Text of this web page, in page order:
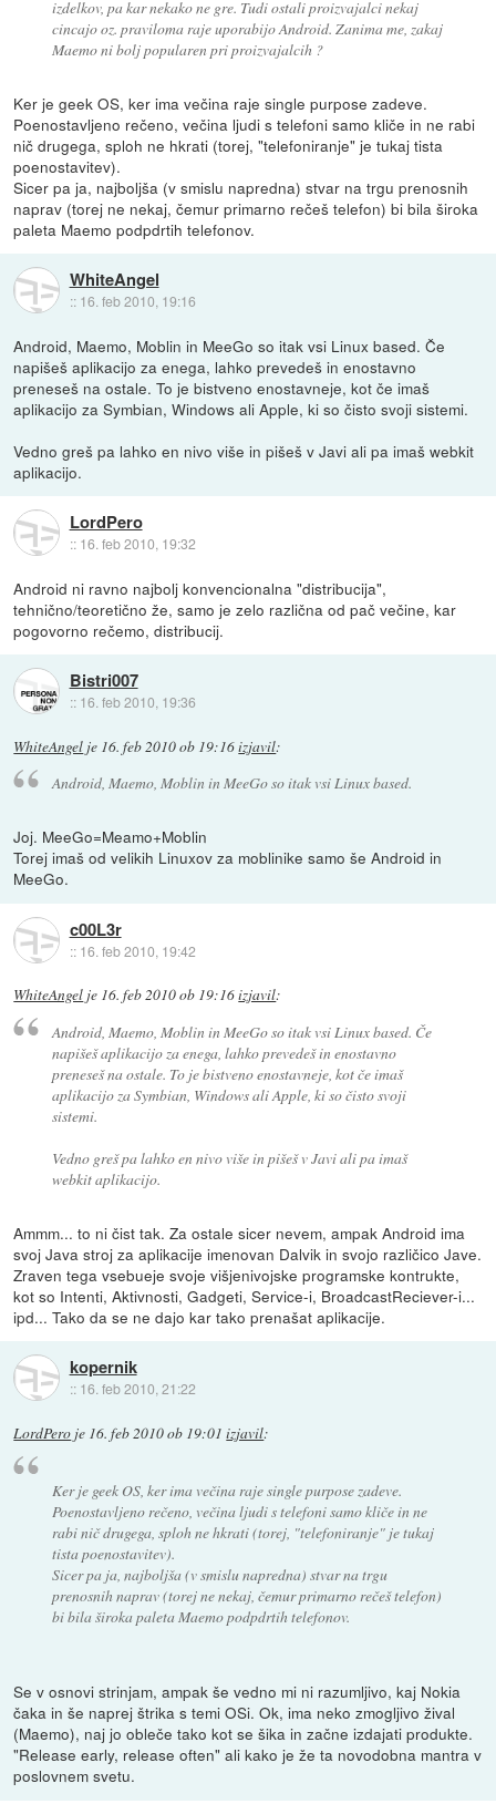
izdelkov, pa kar nekako ne gre. Tudi ostali proizvajalci nekaj
cincajo oz. praviloma raje uporabijo Android. Zanima me, zakaj
Maemo ni bolj popularen pri proizvajalcih ?
Ker je geek OS, ker ima večina raje single purpose zadeve.
Poenostavljeno rečeno, večina ljudi s telefoni samo kliče in ne rabi
nič drugega, sploh ne hkrati (torej, "telefoniranje" je tukaj tista
poenostavitev).
Sicer pa ja, najboljša (v smislu napredna) stvar na trgu prenosnih
naprav (torej ne nekaj, čemur primarno rečeš telefon) bi bila široka
paleta Maemo podpdrtih telefonov.
WhiteAngel
:: 16. feb 2010, 19:16
Android, Maemo, Moblin in MeeGo so itak vsi Linux based. Če
napišeš aplikacijo za enega, lahko prevedeš in enostavno
preneseš na ostale. To je bistveno enostavneje, kot če imaš
aplikacijo za Symbian, Windows ali Apple, ki so čisto svoji sistemi.
Vedno greš pa lahko en nivo više in pišeš v Javi ali pa imaš webkit
aplikacijo.
LordPero
:: 16. feb 2010, 19:32
Android ni ravno najbolj konvencionalna "distribucija",
tehnično/teoretično že, samo je zelo različna od pač večine, kar
pogovorno rečemo, distribucij.
Bistri007
:: 16. feb 2010, 19:36
WhiteAngel je 16. feb 2010 ob 19:16izjavil:
Android, Maemo, Moblin in MeeGo so itak vsi Linux based.
Joj. MeeGo=Meamo+Moblin
Torej imaš od velikih Linuxov za moblinike samo še Android in
MeeGo.
c00L3r
:: 16. feb 2010, 19:42
WhiteAngel je 16. feb 2010 ob 19:16izjavil:
Android, Maemo, Moblin in MeeGo so itak vsi Linux based. Če
napišeš aplikacijo za enega, lahko prevedeš in enostavno
preneseš na ostale. To je bistveno enostavneje, kot če imaš
aplikacijo za Symbian, Windows ali Apple, ki so čisto svoji
sistemi.
Vedno greš pa lahko en nivo više in pišeš v Javi ali pa imaš
webkit aplikacijo.
Ammm... to ni čist tak. Za ostale sicer nevem, ampak Android ima
svoj Java stroj za aplikacije imenovan Dalvik in svojo različico Jave.
Zraven tega vsebueje svoje višjenivojske programske kontrukte,
kot so Intenti, Aktivnosti, Gadgeti, Service-i, BroadcastReciever-i...
ipd... Tako da se ne dajo kar tako prenašat aplikacije.
kopernik
:: 16. feb 2010, 21:22
LordPero je 16. feb 2010 ob 19:01 izjavil:
Ker je geek OS, ker ima večina raje single purpose zadeve.
Poenostavljeno rečeno, večina ljudi s telefoni samo kliče in ne
rabi nič drugega, sploh ne hkrati (torej, "telefoniranje" je tukaj
tista poenostavitev).
Sicer pa ja, najboljša (v smislu napredna) stvar na trgu
prenosnih naprav (torej ne nekaj, čemur primarno rečeš telefon)
bi bila široka paleta Maemo podpdrtih telefonov.
Se v osnovi strinjam, ampak še vedno mi ni razumljivo, kaj Nokia
čaka in še naprej štrika s temi OSi. Ok, ima neko zmogljivo žival
(Maemo), naj jo obleče tako kot se šika in začne izdajati produkte.
"Release early, release often" ali kako je že ta novodobna mantra v
poslovnem svetu.